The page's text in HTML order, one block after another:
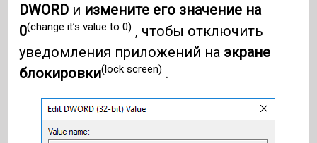
DWORD и измените его значение на
0(change it’s value to 0) , чтобы отключить
уведомления приложений на экране
блокировки(lock screen) .